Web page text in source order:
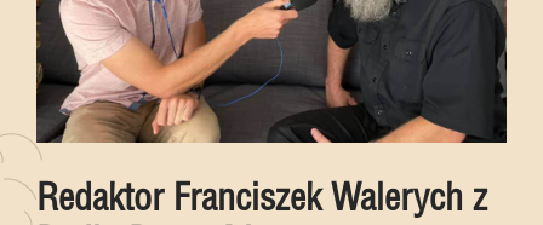
Redaktor Franciszek Walerych z